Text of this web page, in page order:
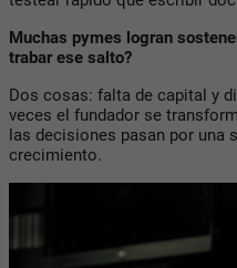
Muchas pymes logran
trabar ese salto?
Dos cosas: falta de capital y
veces el fundador se
las decisiones pasan por una
crecimiento.